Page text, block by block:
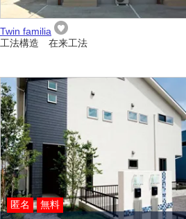
Twin familia
工法構造 在来工法
匿名 無料